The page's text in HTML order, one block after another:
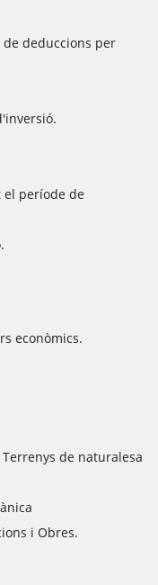
deduccions per
període de
econòmics.
de naturalesa
i Obres.